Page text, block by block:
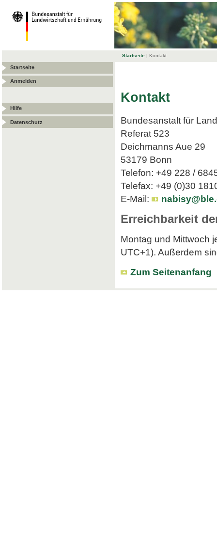
Startseite | Kontakt
Startseite
Anmelden
Hilfe
Datenschutz
Kontakt
Bundesanstalt für
Referat 523
Deichmanns Aue 29
53179 Bonn
Telefon: +49 228 /
Telefax: +49 (0)30
E-Mail:
Erreichbarkeit
Montag und Mittwoch
UTC+1). Außerdem
Zum Seitenanfang